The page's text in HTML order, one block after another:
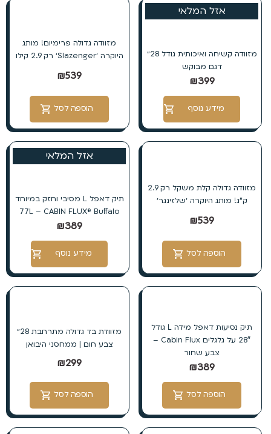
אזל המלאי
מזוודה קשיחה ואיכותית גודל 28״
דגם מבוקש
₪399
מידע נוסף
מזוודה גדולה פרימיום! מותג
היוקרה ׳Slazenger׳ רק 2.9 קילו
₪539
הוספה לסל
מזוודה גדולה קלת משקל רק 2.9
ק”ג! מותג היוקרה ׳שלזינגר׳
₪539
הוספה לסל
אזל המלאי
תיק דאפל L מסיבי וחזק במיוחד
77L – CABIN FLUX® Buffalo
₪389
מידע נוסף
תיק נסיעות דאפל מידה L גודל
28″ על גלגלים Cabin Flux –
צבע שחור
₪389
הוספה לסל
מזוודת בד גדולה מתרחבת 28״
צבע חום | ממחסני היבואן
₪299
הוספה לסל